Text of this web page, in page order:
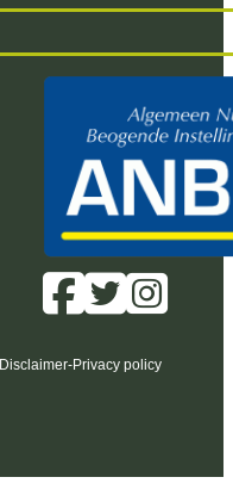
Disclaimer-Privacy policy